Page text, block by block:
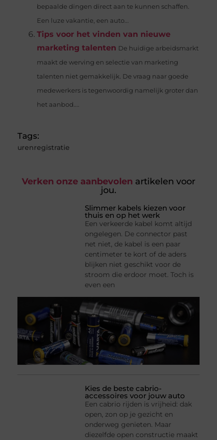
bepaalde dingen direct aan te kunnen schaffen.
Een luze vakantie, een auto...
Tips voor het vinden van nieuwe
marketing talenten De huidige arbeidsmarkt
maakt de werving en selectie van marketing
talenten niet gemakkelijk. De vraag naar goede
medewerkers is tegenwoordig namelijk groter dan
het aanbod....
Tags:
urenregistratie
Verken onze aanbevolen artikelen voor
jou.
Slimmer kabels kiezen voor
thuis en op het werk
Een verkeerde kabel komt altijd
ongelegen. De connector past
net niet, de kabel is een paar
centimeter te kort of de aders
blijken niet geschikt voor de
stroom die erdoor moet. Toch is
even een
Kies de beste cabrio-
accessoires voor jouw auto
Een cabrio rijden is vrijheid: dak
open, zon op je gezicht en
onderweg genieten. Maar
diezelfde open constructie maakt